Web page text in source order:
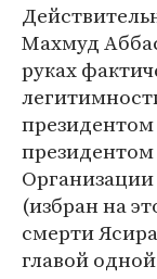
Махмуд
руках
(избран на
смерти
главой